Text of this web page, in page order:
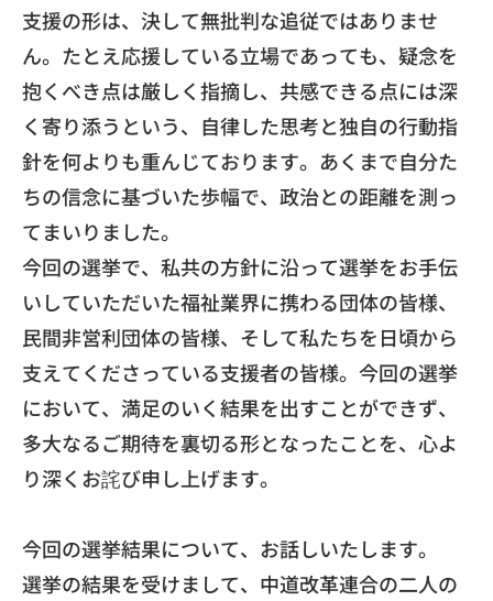
支援の形は、 決して無批判な追従ではありませ
ん。 たとえ応援している立場であっても、 疑念を
抱くべき点は厳しく指摘し、 共感できる点には深
く寄り添うという、 自律した思考と独自の行動指
針を何よりも重んじております。 あくまで自分た
ちの信念に基づいた歩幅で、 政治との距離を測っ
てまいりました。
​今回の選挙で、私共の方針に沿って選挙をお手伝
いしていただいた福祉業界に携わる団体の皆様、
民間非営利団体の皆様、 そして私たちを日頃から
支えてくださっている支援者の皆様。 今回の選挙
において、満足のいく結果を出すことができず、
多大なるご期待を裏切る形となったことを、 心よ
り深くお詫び申し上げます。
今回の選挙結果について、お話しいたします。
​選挙の結果を受けまして、中道改革連合の二人の